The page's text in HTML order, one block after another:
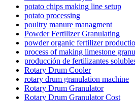
potato chips making line setup
potato processing
poultry manure managment
Powder Fertilizer Granulating
powder organic fertilizer
process of making limestone
producción de fertilizantes
Rotary Drum Cooler
rotary drum granulation machine
Rotary Drum Granulator
Rotary Drum Granulator Cost